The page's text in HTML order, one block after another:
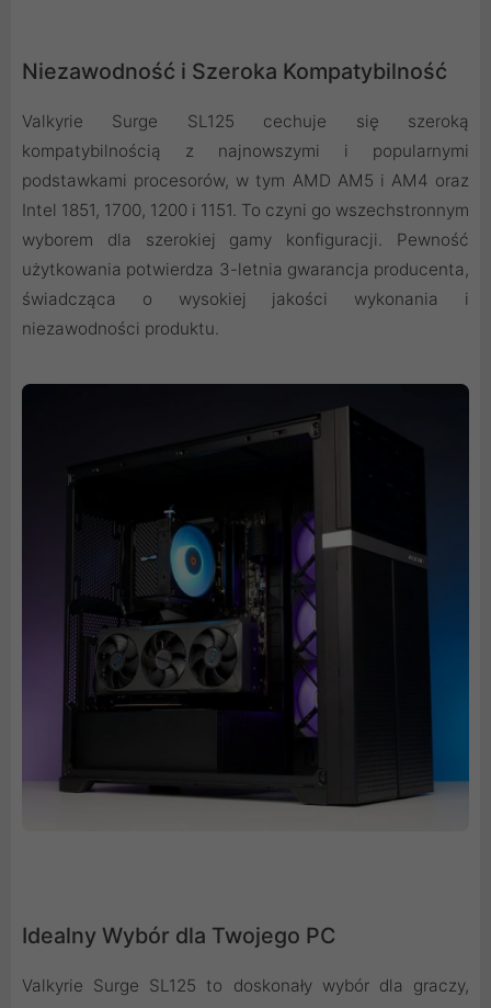
Niezawodność i Szeroka Kompatybilność
Valkyrie Surge SL125 cechuje się szeroką
kompatybilnością z najnowszymi i popularnymi
podstawkami procesorów, w tym AMD AM5 i AM4 oraz
Intel 1851, 1700, 1200 i 1151. To czyni go wszechstronnym
wyborem dla szerokiej gamy konfiguracji. Pewność
użytkowania potwierdza 3-letnia gwarancja producenta,
świadcząca o wysokiej jakości wykonania i
niezawodności produktu.
Idealny Wybór dla Twojego PC
Valkyrie Surge SL125 to doskonały wybór dla graczy,